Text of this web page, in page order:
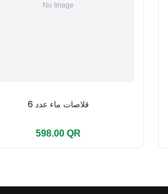
قلاصات ماء عدد 6
598.00 QR